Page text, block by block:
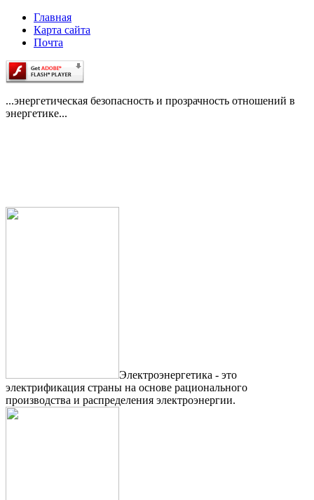
Главная
Карта сайта
Почта
...энергетическая безопасность и прозрачность отношений в
энергетике...
Электроэнергетика - это
электрификация страны на основе рационального
производства и распределения электроэнергии.